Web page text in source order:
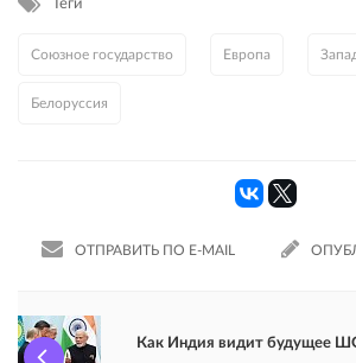
Теги
Союзное государство Европа
Белоруссия
ОТПРАВИТЬ ПО E-MAIL
Как Индия видит будущее